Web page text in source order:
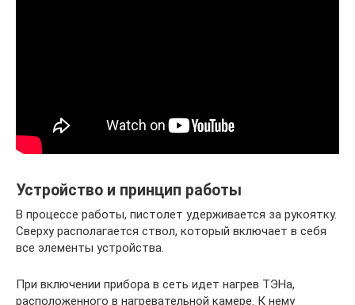
Устройство и принцип работы
В процессе работы, пистолет удерживается за рукоятку.
Сверху располагается ствол, который включает в себя
все элементы устройства.
При включении прибора в сеть идет нагрев ТЭНа,
расположенного в нагревательной камере. К нему